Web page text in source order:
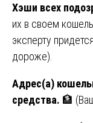
Хэши всех
их в своем
эксперту
дороже).
Адрес(а)
средства. 🏦